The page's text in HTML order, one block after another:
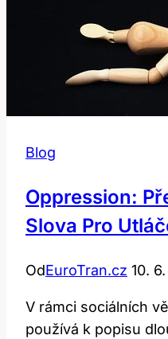
Blog
Oppression:
Slova Pro
OdEuroTran.cz 10.
V rámci sociálních
používá k popisu